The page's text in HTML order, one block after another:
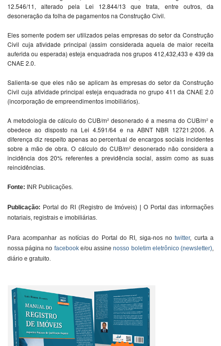
12.546/11, alterado pela Lei 12.844/13 que trata, entre outros, da
desoneração da folha de pagamentos na Construção Civil.
Eles somente podem ser utilizados pelas empresas do setor da Construção
Civil cuja atividade principal (assim considerada aquela de maior receita
auferida ou esperada) esteja enquadrada nos grupos 412,432,433 e 439 da
CNAE 2.0.
Salienta-se que eles não se aplicam às empresas do setor da Construção
Civil cuja atividade principal esteja enquadrada no grupo 411 da CNAE 2.0
(incorporação de empreendimentos imobiliários).
A metodologia de cálculo do CUB/m² desonerado é a mesma do CUB/m² e
obedece ao disposto na Lei 4.591/64 e na ABNT NBR 12721:2006. A
diferença diz respeito apenas ao percentual de encargos sociais incidentes
sobre a mão de obra. O cálculo do CUB/m² desonerado não considera a
incidência dos 20% referentes a previdência social, assim como as suas
reincidências.
Fonte: INR Publicações.
Publicação: Portal do RI (Registro de Imóveis) | O Portal das informações
notariais, registrais e imobiliárias.
Para acompanhar as notícias do Portal do RI, siga-nos notwitter, curta a
nossa página no facebooke/ou assinenosso boletim eletrônico (newsletter)
diário e gratuito.